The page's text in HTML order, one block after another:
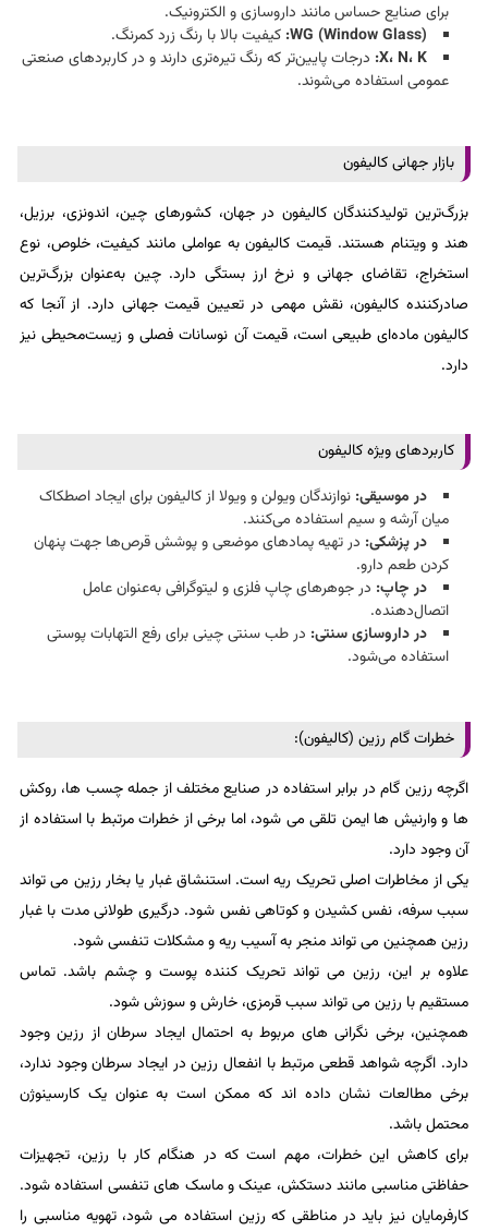
برای صنایع حساس مانند داروسازی و الکترونیک.
WG (Window Glass): کیفیت بالا با رنگ زرد کمرنگ.
X، N، K: درجات پایین‌تر که رنگ تیره‌تری دارند و در کاربردهای صنعتی
عمومی استفاده می‌شوند.
بازار جهانی کالیفون
بزرگ‌ترین تولیدکنندگان کالیفون در جهان، کشورهای چین، اندونزی، برزیل،
هند و ویتنام هستند. قیمت کالیفون به عواملی مانند کیفیت، خلوص، نوع
استخراج، تقاضای جهانی و نرخ ارز بستگی دارد. چین به‌عنوان بزرگ‌ترین
صادرکننده کالیفون، نقش مهمی در تعیین قیمت جهانی دارد. از آنجا که
کالیفون ماده‌ای طبیعی است، قیمت آن نوسانات فصلی و زیست‌محیطی نیز
دارد.
کاربردهای ویژه کالیفون
در موسیقی: نوازندگان ویولن و ویولا از کالیفون برای ایجاد اصطکاک
میان آرشه و سیم استفاده می‌کنند.
در پزشکی: در تهیه پمادهای موضعی و پوشش قرص‌ها جهت پنهان
کردن طعم دارو.
در چاپ: در جوهرهای چاپ فلزی و لیتوگرافی به‌عنوان عامل
اتصال‌دهنده.
در داروسازی سنتی: در طب سنتی چینی برای رفع التهابات پوستی
استفاده می‌شود.
خطرات گام رزین (کالیفون):
اگرچه رزین گام در برابر استفاده در صنایع مختلف از جمله چسب ها، روکش
ها و وارنیش ها ایمن تلقی می شود، اما برخی از خطرات مرتبط با استفاده از
آن وجود دارد.
یکی از مخاطرات اصلی تحریک ریه است. استنشاق غبار یا بخار رزین می تواند
سبب سرفه، نفس کشیدن و کوتاهی نفس شود. درگیری طولانی مدت با غبار
رزین همچنین می تواند منجر به آسیب ریه و مشکلات تنفسی شود.
علاوه بر این، رزین می تواند تحریک کننده پوست و چشم باشد. تماس
مستقیم با رزین می تواند سبب قرمزی، خارش و سوزش شود.
همچنین، برخی نگرانی های مربوط به احتمال ایجاد سرطان از رزین وجود
دارد. اگرچه شواهد قطعی مرتبط با انفعال رزین در ایجاد سرطان وجود ندارد،
برخی مطالعات نشان داده اند که ممکن است به عنوان یک کارسینوژن
محتمل باشد.
برای کاهش این خطرات، مهم است که در هنگام کار با رزین، تجهیزات
حفاظتی مناسبی مانند دستکش، عینک و ماسک های تنفسی استفاده شود.
کارفرمایان نیز باید در مناطقی که رزین استفاده می شود، تهویه مناسبی را